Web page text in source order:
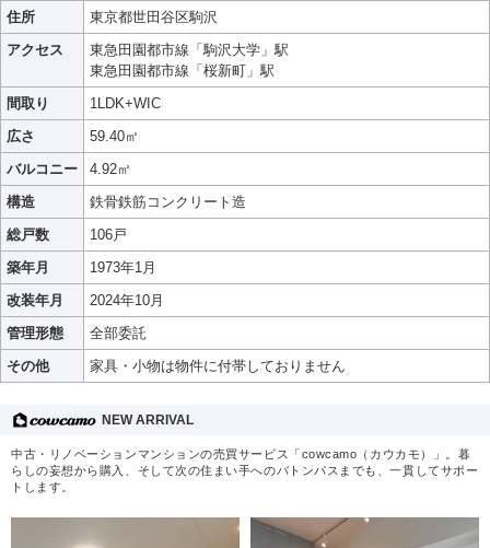
住所
東京都世田谷区駒沢
アクセス
東急田園都市線「駒沢大学」駅
東急田園都市線「桜新町」駅
間取り
1LDK+WIC
広さ
59.40㎡
バルコニー
4.92㎡
構造
鉄骨鉄筋コンクリート造
総戸数
106戸
築年月
1973年1月
改装年月
2024年10月
管理形態
全部委託
その他
家具・小物は物件に付帯しておりません
NEW ARRIVAL
中古・リノベーションマンションの売買サービス「cowcamo（カウカモ）」。暮
らしの妄想から購入、そして次の住まい手へのバトンパスまでも、一貫してサポー
トします。